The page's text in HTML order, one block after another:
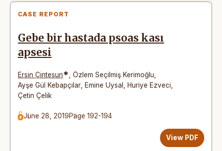
CASE REPORT
Gebe bir hastada psoas kası
apsesi
Ersin Çintesun* Özlem Seçilmiş Kerimoğlu
Ayşe Gül Kebapçılar
Emine Uysal Huriye Ezveci
Çetin Çelik
June 28, 2019Page 192-194
View PDF